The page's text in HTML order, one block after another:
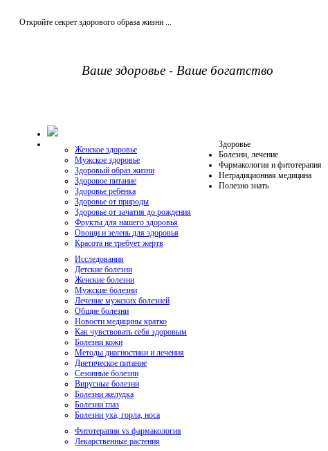
Откройте секрет здорового образа жизни ...
Ваше здоровье - Ваше богатство
Здоровье
Женское здоровье
Мужское здоровье
Здоровый образ жизни
Здоровое питание
Здоровье ребенка
Здоровье от природы
Здоровье от зачатия до рождения
Фрукты для нашего здоровья
Овощи и зелень для здоровья
Красота не требует жертв
Болезни, лечение
Исследования
Детские болезни
Женские болезни
Мужские болезни
Лечение мужских болезней
Общие болезни
Новости медицины кратко
Как чувствовать себя здоровым
Болезни кожи
Методы диагностики и лечения
Диетическое питание
Сезонные болезни
Вирусные болезни
Болезни желудка
Болезни глаз
Болезни уха, горла, носа
Фармакология и фитотерапия
Фитотерапия vs фармакология
Лекарственные растения
Нетрадиционная медицина
Полезно знать